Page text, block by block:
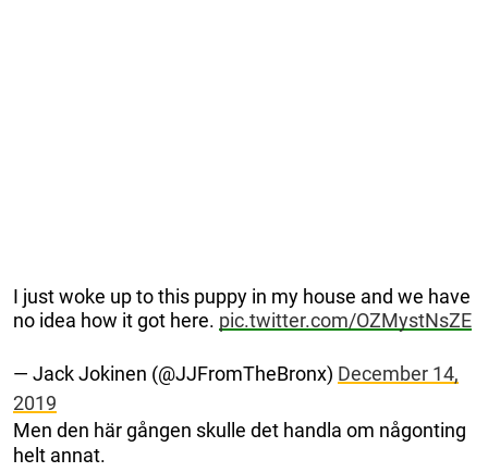
I just woke up to this puppy in my house and we have
no idea how it got here. pic.twitter.com/OZMystNsZE
— Jack Jokinen (@JJFromTheBronx) December 14,
2019
Men den här gången skulle det handla om någonting
helt annat.